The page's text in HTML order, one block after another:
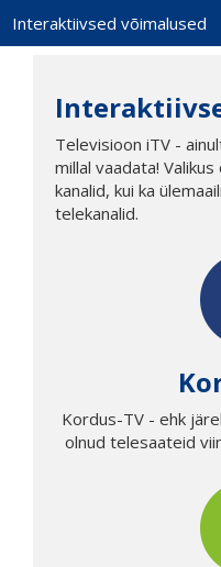
Interaktiivsed võimalused
Televisioon iTV -
millal vaadata!
kanalid, kui ka
telekanalid.
Kordus-TV - ehk
olnud telesaateid